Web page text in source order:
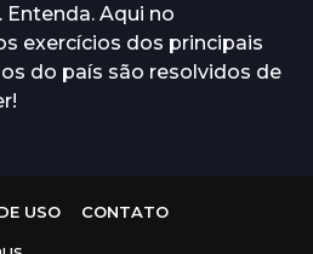
Aqui no
exercícios dos principais
do país são resolvidos de
USO CONTATO